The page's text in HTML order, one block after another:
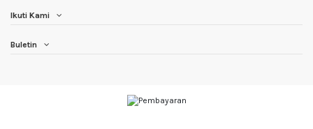
Ikuti Kami
Buletin